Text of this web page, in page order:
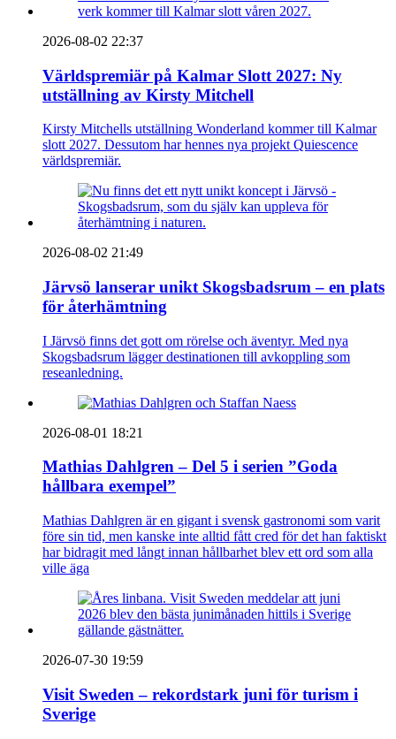
2026-08-02 22:37
Världspremiär på Kalmar Slott 2027: Ny
utställning av Kirsty Mitchell
Kirsty Mitchells utställning Wonderland kommer till Kalmar
slott 2027. Dessutom har hennes nya projekt Quiescence
världspremiär.
2026-08-02 21:49
Järvsö lanserar unikt Skogsbadsrum – en plats
för återhämtning
I Järvsö finns det gott om rörelse och äventyr. Med nya
Skogsbadsrum lägger destinationen till avkoppling som
reseanledning.
2026-08-01 18:21
Mathias Dahlgren – Del 5 i serien ”Goda
hållbara exempel”
Mathias Dahlgren är en gigant i svensk gastronomi som varit
före sin tid, men kanske inte alltid fått cred för det han faktiskt
har bidragit med långt innan hållbarhet blev ett ord som alla
ville äga
2026-07-30 19:59
Visit Sweden – rekordstark juni för turism i
Sverige